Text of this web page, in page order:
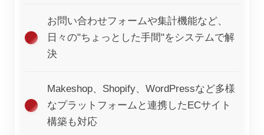
お問い合わせフォームや集計機能など、
日々の"ちょっとした手間"をシステムで解
決
Makeshop、Shopify、WordPressなど多様
なプラットフォームと連携したECサイト
構築も対応